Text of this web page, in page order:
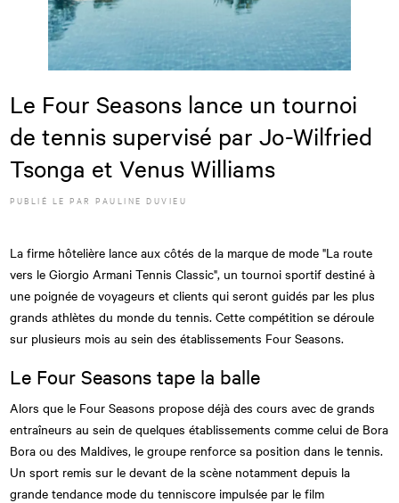
Le Four Seasons lance un tournoi
de tennis supervisé par Jo-Wilfried
Tsonga et Venus Williams
PUBLIÉ LEPARPAULINE DUVIEU
La firme hôtelière lance aux côtés de la marque de mode "La route
vers le Giorgio Armani Tennis Classic", un tournoi sportif destiné à
une poignée de voyageurs et clients qui seront guidés par les plus
grands athlètes du monde du tennis. Cette compétition se déroule
sur plusieurs mois au sein des établissements Four Seasons.
Le Four Seasons tape la balle
Alors que le Four Seasons propose déjà des cours avec de grands
entraîneurs au sein de quelques établissements comme celui de Bora
Bora ou des Maldives, le groupe renforce sa position dans le tennis.
Un sport remis sur le devant de la scène notamment depuis la
grande tendance mode du tenniscore impulsée par le film